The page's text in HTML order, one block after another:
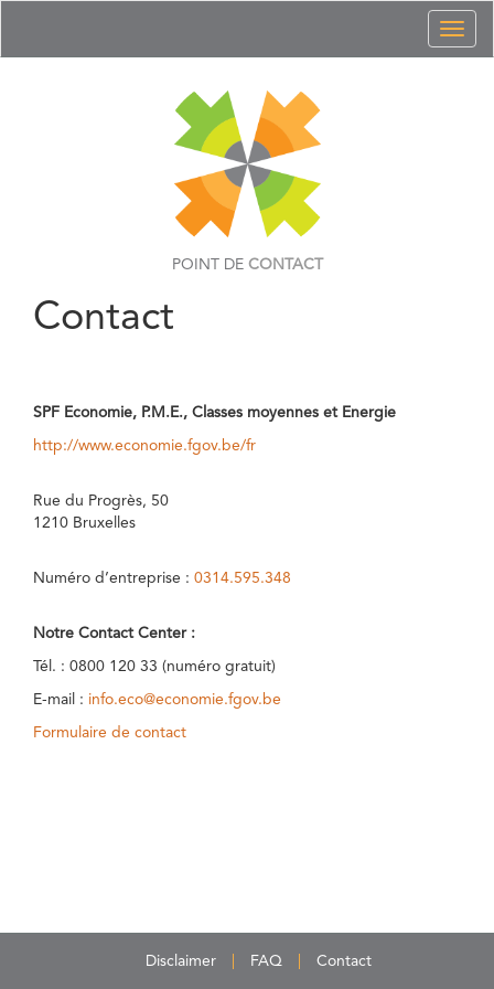
POINT DE CONTACT
Contact
SPF Economie, P.M.E., Classes moyennes et Energie
http://www.economie.fgov.be/fr
Rue du Progrès, 50
1210 Bruxelles
Numéro d’entreprise : 0314.595.348
Notre Contact Center :
Tél. : 0800 120 33 (numéro gratuit)
E-mail : info.eco@economie.fgov.be
Formulaire de contact
Disclaimer FAQ Contact